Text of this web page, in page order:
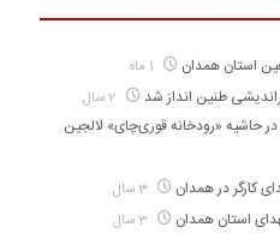
استان همدان
طنین انداز شد
حاشیه «رودخانه قوری‌چای» لالجین
کارگر در همدان 3 سال
استان همدان 3 سال